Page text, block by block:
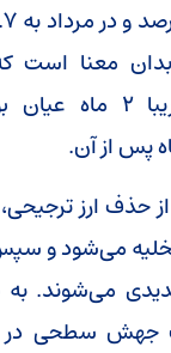
معنا است
ترجیحی تقریبا ۲
پس از آن.
حذف ارز
می‌شود و
می‌شوند. به
سطحی در